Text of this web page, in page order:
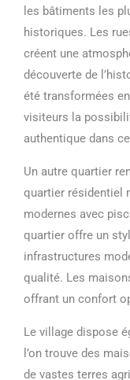
les bâtiments les
historiques. Les
créent une
découverte de
été transformées
visiteurs la
authentique dans
Un autre quartier
quartier résidentiel
modernes avec
quartier offre un
infrastructures
qualité. Les
offrant un confort
Le village dispose
l’on trouve des
de vastes terres